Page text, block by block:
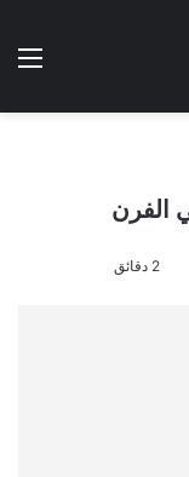
الوضع
الفرن